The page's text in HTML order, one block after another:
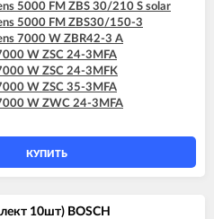
5000 FM ZBS 30/210 S solar
5000 FM ZBS30/150-3
7000 W ZBR42-3 A
W ZSC 24-3MFA
W ZSC 24-3MFK
W ZSC 35-3MFA
W ZWC 24-3MFA
W ZWC 24-3MFK
W ZWC 28-3MFA
W ZWC 28-3MFK
W ZWC 35-3MFA
КУПИТЬ
10шт) BOSCH